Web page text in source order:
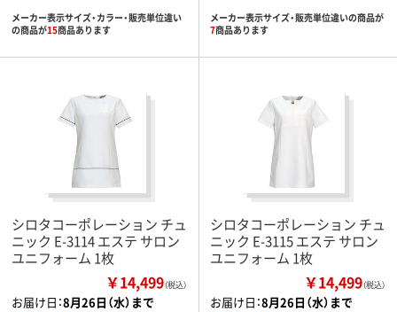
メーカー表示サイズ・カラー・販売単位違い
の商品が15商品あります
メーカー表示サイズ・販売単位違いの商品が
7商品あります
シロタコーポレーション チュ
ニック E-3114 エステ サロン
ユニフォーム 1枚
￥14,499（税込）
お届け日：8月26日（水）まで
シロタコーポレーション チュ
ニック E-3115 エステ サロン
ユニフォーム 1枚
￥14,499（税込）
お届け日：8月26日（水）まで